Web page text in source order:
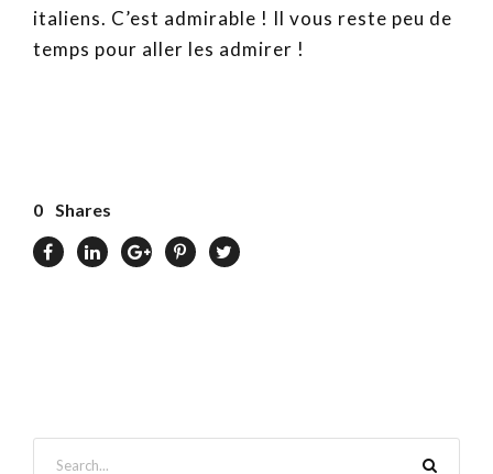
italiens. C’est admirable ! Il vous reste peu de
temps pour aller les admirer !
0 Shares